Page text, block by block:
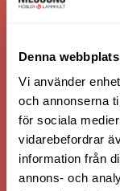
Denna
Vi använder
och annonserna
för sociala
vidarebefordrar
information från
annons- och